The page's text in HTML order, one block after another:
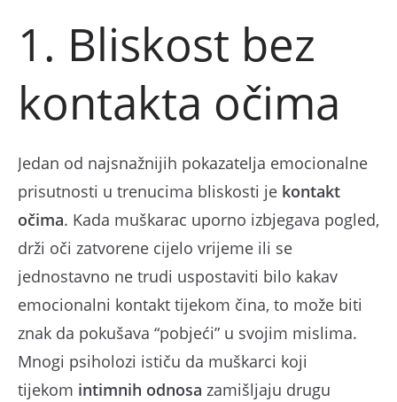
1. Bliskost bez
kontakta očima
Jedan od najsnažnijih pokazatelja emocionalne
prisutnosti u trenucima bliskosti je kontakt
očima. Kada muškarac uporno izbjegava pogled,
drži oči zatvorene cijelo vrijeme ili se
jednostavno ne trudi uspostaviti bilo kakav
emocionalni kontakt tijekom čina, to može biti
znak da pokušava “pobjeći” u svojim mislima.
Mnogi psiholozi ističu da muškarci koji
tijekom intimnih odnosa zamišljaju drugu